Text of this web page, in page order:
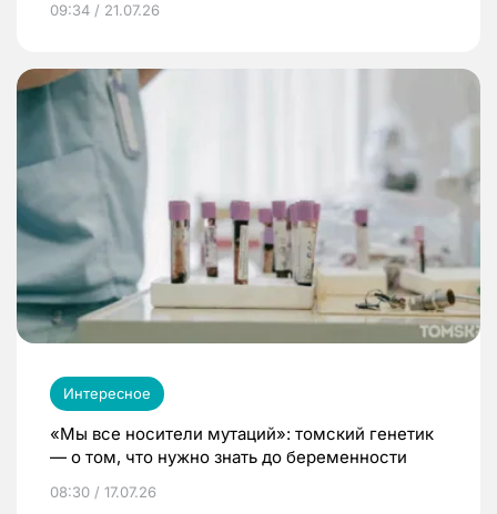
09:34 / 21.07.26
Интересное
«Мы все носители мутаций»: томский генетик
— о том, что нужно знать до беременности
08:30 / 17.07.26